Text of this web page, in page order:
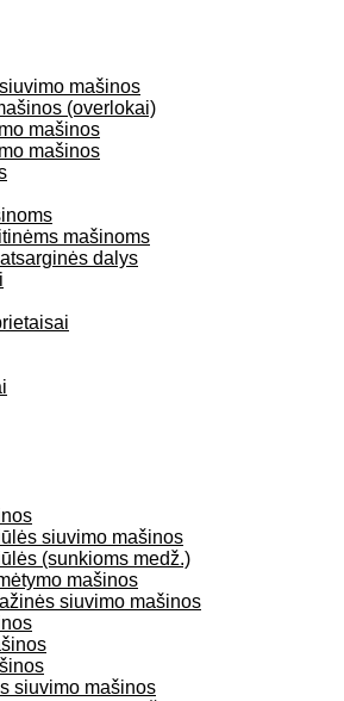
mašinos
(overlokai)
mašinos
mašinos
mašinoms
dalys
siuvimo mašinos
(sunkioms medž.)
mašinos
siuvimo mašinos
siuvimo mašinos